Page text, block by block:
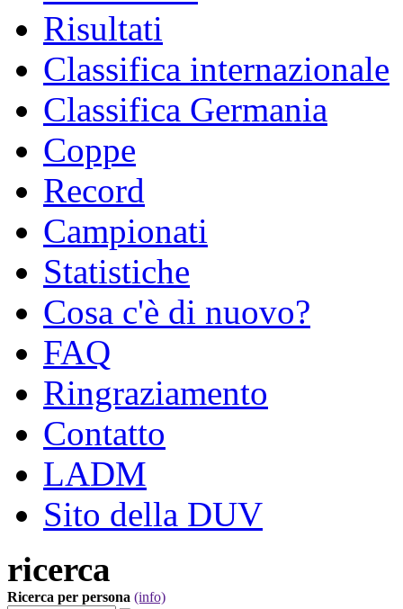
Risultati
Classifica internazionale
Classifica Germania
Coppe
Record
Campionati
Statistiche
Cosa c'è di nuovo?
FAQ
Ringraziamento
Contatto
LADM
Sito della DUV
ricerca
Ricerca per persona (info)